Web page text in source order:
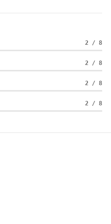
2 / 8
2 / 8
2 / 8
2 / 8